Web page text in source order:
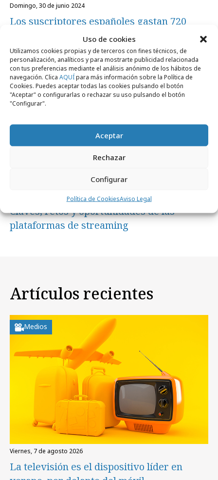
Uso de cookies
Utilizamos cookies propias y de terceros con fines técnicos, de
personalización, analíticos y para mostrarte publicidad relacionada
con tus preferencias mediante el análisis anónimo de los hábitos de
navegación. Clica AQUÍpara más información sobre la Política de
Cookies. Puedes aceptar todas las cookies pulsando el botón
"Aceptar" o configurarlas o rechazar su uso pulsando el botón
"Configurar".
Aceptar
Rechazar
Configurar
Política de CookiesAviso Legal
domingo, 30 de junio 2024
Los suscriptores españoles gastan 720
Medios
viernes, 15 de marzo 2024
Claves, retos y oportunidades de las
plataformas de streaming
Artículos recientes
Medios
viernes, 7 de agosto 2026
La televisión es el dispositivo líder en